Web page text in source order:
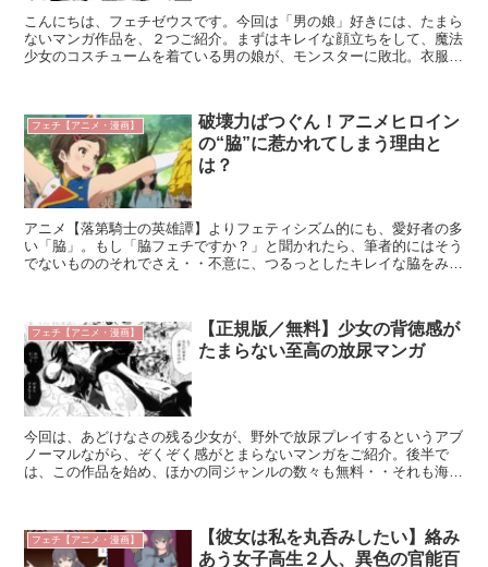
こんにちは、フェチゼウスです。今回は「男の娘」好きには、たまら
ないマンガ作品を、２つご紹介。まずはキレイな顔立ちをして、魔法
少女のコスチュームを着ている男の娘が、モンスターに敗北。衣服を
フェチ【アニメ・漫画】
破壊力ばつぐん！アニメヒロイン
の“脇”に惹かれてしまう理由と
は？
アニメ【落第騎士の英雄譚】よりフェティシズム的にも、愛好者の多
い「脇」。もし「脇フェチですか？」と聞かれたら、筆者的にはそう
でないもののそれでさえ・・不意に、つるっとしたキレイな脇をみる
フェチ【アニメ・漫画】
【正規版／無料】少女の背徳感が
たまらない至高の放尿マンガ
今回は、あどけなさの残る少女が、野外で放尿プレイするというアブ
ノーマルながら、ぞくぞく感がとまらないマンガをご紹介。後半で
は、この作品を始め、ほかの同ジャンルの数々も無料・・それも海賊
フェチ【アニメ・漫画】
【彼女は私を丸呑みしたい】絡み
あう女子高生２人、異色の官能百